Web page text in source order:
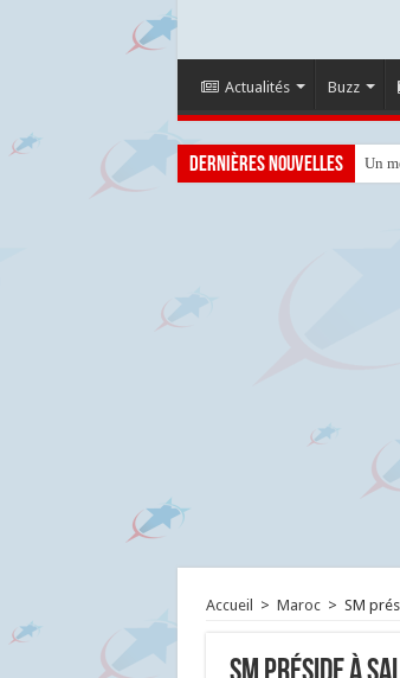
Actualités Buzz
Dernières nouvelles Un
Accueil > Maroc > SM